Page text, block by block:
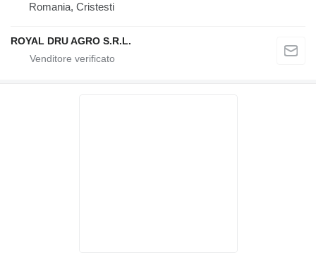
Romania, Cristesti
ROYAL DRU AGRO S.R.L.